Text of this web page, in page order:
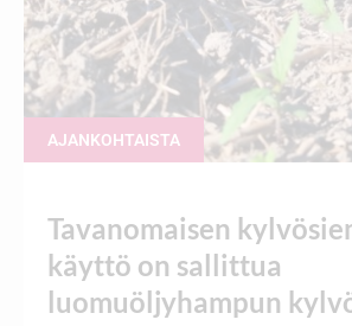
AJANKOHTAISTA
Tavanomaisen
käyttö on sallittua
luomuöljyhampun